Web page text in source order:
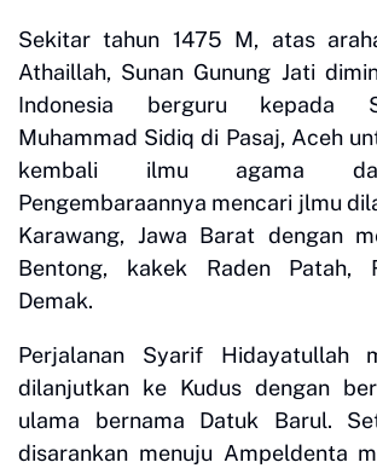
Sekitar tahun 1475 M, atas
Athaillah, Sunan Gunung Jati
Indonesia berguru kepada
Muhammad Sidiq di Pasaj, Aceh
kembali ilmu agama
Pengembaraannya mencari jlmu
Karawang, Jawa Barat dengan
Bentong, kakek Raden Patah,
Demak.
Perjalanan Syarif Hidayatullah
dilanjutkan ke Kudus dengan
ulama bernama Datuk Barul.
disarankan menuju Ampeldenta